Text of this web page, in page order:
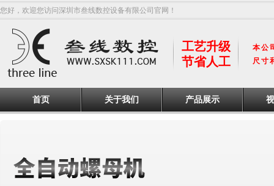
您好，欢迎您访问深圳市叁线数控设备有限公司官网！
工艺升级
节省人工
本公
尺寸
首页 关于我们 产品展示